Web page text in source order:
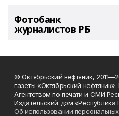
Фотобанк
журналистов РБ
© Октябрьский нефтяник,
газеты «Октябрьский
Агентством по печати и СМИ
Издательский дом «Республика
Об использовании